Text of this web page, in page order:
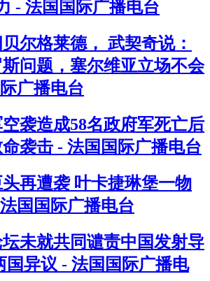
- 法国国际广播电台
尔格莱德， 武契奇说：
问题，塞尔维亚立场不会
广播电台
袭造成58名政府军死亡后
袭击 - 法国国际广播电台
再遭袭 叶卡捷琳堡一物
国国际广播电台
未就共同谴责中国发射导
国异议 - 法国国际广播电